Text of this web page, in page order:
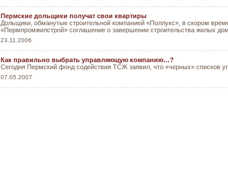
Пермские дольщики получат свои квартиры
Дольщики, обманутые строительной компанией «Поллукс», в скором
«Пермпромжилстрой» соглашение о завершении строительства жилых
23.11.2006
Как правильно выбрать управляющую компанию…?
Сегодня Пермский фонд содействия ТСЖ заявил, что «черных» списков
07.05.2007